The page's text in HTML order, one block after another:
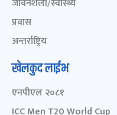
जीवनशैली/स्वास्थ्य
प्रवास
अन्तर्राष्ट्रिय
खेलकुद लाईभ
एनपीएल २०८१
ICC Men T20 World Cup